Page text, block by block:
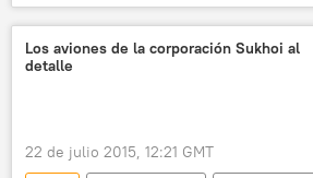
Rusia
Yuri Borísov
Ministerio de Defensa de Rusia
SR-10
entrenamiento
Los aviones de la corporación Sukhoi al
detalle
22 de julio 2015, 12:21 GMT